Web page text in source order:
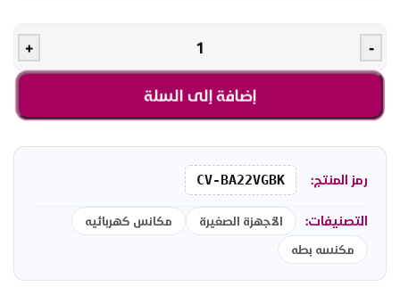
-
+
إضافة إلى السلة
رمز المنتج: CV-BA22VGBK
التصنيفات: الأجهزة الصغيرة
مكانس كهربائيه
مكنسه بطه